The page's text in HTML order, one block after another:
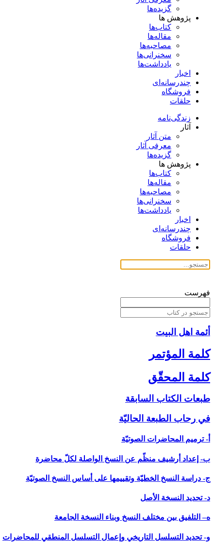
گزیده‌ها
پژوهش ها
کتاب‌ها
مقاله‌ها
مصاحبه‌ها
سخنرانی‌ها
یادداشت‌ها
اخبار
چندرسانه‌ای
فروشگاه
حلقات
زندگی‌نامه
آثار
متن آثار
معرفی آثار
گزیده‌ها
پژوهش ها
کتاب‌ها
مقاله‌ها
مصاحبه‌ها
سخنرانی‌ها
یادداشت‌ها
اخبار
چندرسانه‌ای
فروشگاه
حلقات
فهرست
أئمة اهل البیت
كلمة المؤتمر
كلمة المحقّق
طبعات الكتاب السابقة
في رحاب الطبعة الحاليّة
أ- ترميم المحاضرات الصوتيّة
ب- إعداد أرشيف منظّم عن النسخ الواصلة لكلّ محاضرة
ج- دراسة النسخ الخطيّة وتقييمها على أساس النسخ الصوتيّة
د- تحديد النسخة الأصل
ه– التلفيق بين مختلف النسخ وبناء النسخة الجامعة
و- تحديد التسلسل التاريخي وإعمال التسلسل المنطقي للمحاضرات